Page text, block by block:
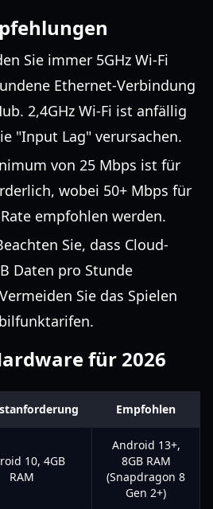
Sie immer 5GHz Wi-Fi
Ethernet-Verbindung
2,4GHz Wi-Fi ist anfällig
"Input Lag" verursachen.
von 25 Mbps ist für
wobei 50+ Mbps für
empfohlen werden.
Sie, dass Cloud-
Daten pro Stunde
Sie das Spielen
für 2026
Empfohlen
10, 4GB
RAM
Android 13+,
8GB RAM
(Snapdragon 8
Gen 2+)